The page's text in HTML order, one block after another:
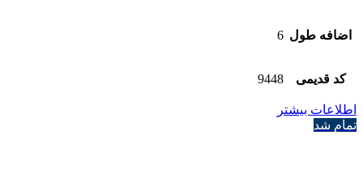
اضافه طول 6
کد قدیمی 9448
اطلاعات بیشتر
تمام شد